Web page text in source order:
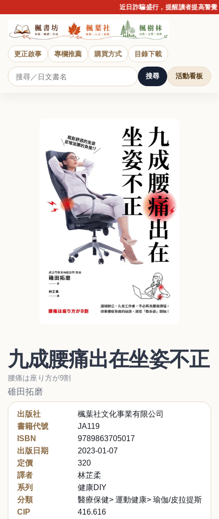
近日詐騙盛行，提醒讀者提高警覺
更正啟事 專欄推薦 購買方式 目錄下載
搜尋 活動看板
九成腰痛出在坐姿不正
腰痛は座り方が9割
碓田拓磨
出版社
楓葉社文化事業有限公司
書籍代號
JA119
ISBN
9789863705017
出版日期
2023-01-07
定價
320
譯者
林芷柔
系列
健康DIY
分類
醫療保健> 運動健康> 瑜伽/皮拉提斯/伸展
CIP
416.616